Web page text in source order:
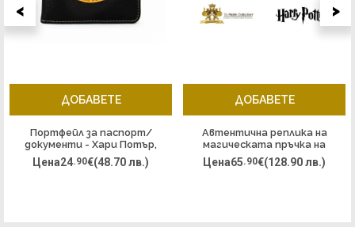
ДОБАВЕТЕ
Портфейл за паспорт/
документи - Хари Потър,
Хогуортс
Цена24.90€(48.70 лв.)
ДОБАВЕТЕ
Автентична реплика на
магическата пръчка на
Гелърт Гриндълуолд -
NN8230
Цена65.90€(128.90 лв.)
< >